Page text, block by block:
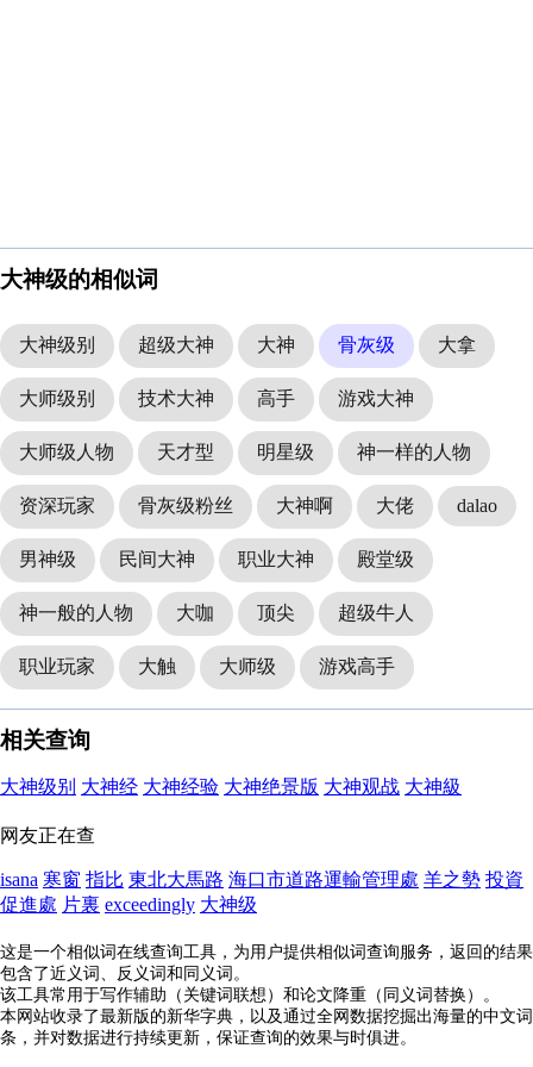
大神级的相似词
大神级别 超级大神 大神 骨灰级 大拿
大师级别 技术大神 高手 游戏大神
大师级人物 天才型 明星级 神一样的人物
资深玩家 骨灰级粉丝 大神啊 大佬 dalao
男神级 民间大神 职业大神 殿堂级
神一般的人物 大咖 顶尖 超级牛人
职业玩家 大触 大师级 游戏高手
相关查询
大神级别 大神经 大神经验 大神绝景版 大神观战 大神級
网友正在查
isana 寒窗 指比 東北大馬路 海口市道路運輸管理處 羊之勢 投資
促進處 片裏 exceedingly 大神级
这是一个相似词在线查询工具，为用户提供相似词查询服务，返回的结果
包含了近义词、反义词和同义词。
该工具常用于写作辅助（关键词联想）和论文降重（同义词替换）。
本网站收录了最新版的新华字典，以及通过全网数据挖掘出海量的中文词
条，并对数据进行持续更新，保证查询的效果与时俱进。